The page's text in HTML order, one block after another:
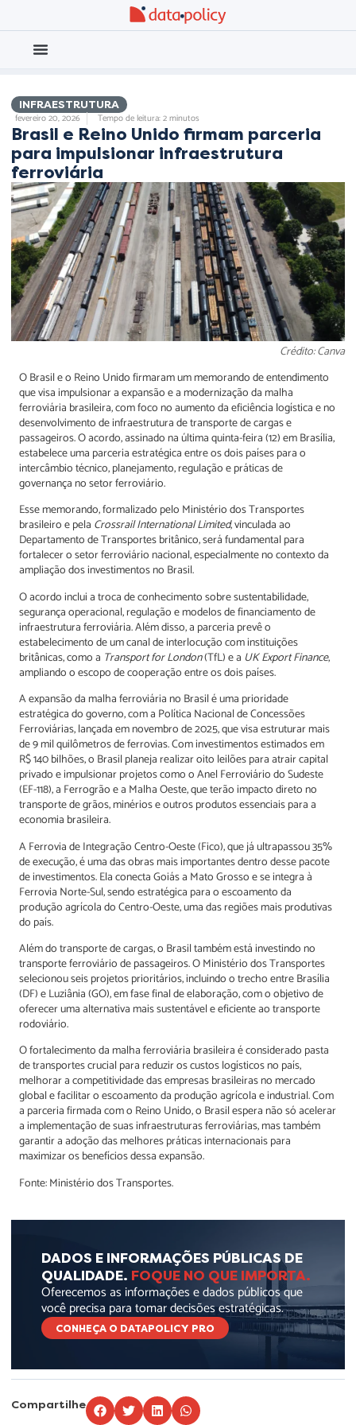
INFRAESTRUTURA
fevereiro 20, 2026 Tempo de leitura: 2 minutos
Brasil e Reino Unido firmam parceria
para impulsionar infraestrutura
ferroviária
Crédito: Canva
O Brasil e o Reino Unido firmaram um memorando de entendimento
que visa impulsionar a expansão e a modernização da malha
ferroviária brasileira, com foco no aumento da eficiência logística e no
desenvolvimento de infraestrutura de transporte de cargas e
passageiros. O acordo, assinado na última quinta-feira (12) em Brasília,
estabelece uma parceria estratégica entre os dois países para o
intercâmbio técnico, planejamento, regulação e práticas de
governança no setor ferroviário.
Esse memorando, formalizado pelo Ministério dos Transportes
brasileiro e pela Crossrail International Limited, vinculada ao
Departamento de Transportes britânico, será fundamental para
fortalecer o setor ferroviário nacional, especialmente no contexto da
ampliação dos investimentos no Brasil.
O acordo inclui a troca de conhecimento sobre sustentabilidade,
segurança operacional, regulação e modelos de financiamento de
infraestrutura ferroviária. Além disso, a parceria prevê o
estabelecimento de um canal de interlocução com instituições
britânicas, como a Transport for London(TfL) e a UK Export Finance,
ampliando o escopo de cooperação entre os dois países.
A expansão da malha ferroviária no Brasil é uma prioridade
estratégica do governo, com a Política Nacional de Concessões
Ferroviárias, lançada em novembro de 2025, que visa estruturar mais
de 9 mil quilômetros de ferrovias. Com investimentos estimados em
R$ 140 bilhões, o Brasil planeja realizar oito leilões para atrair capital
privado e impulsionar projetos como o Anel Ferroviário do Sudeste
(EF-118), a Ferrogrão e a Malha Oeste, que terão impacto direto no
transporte de grãos, minérios e outros produtos essenciais para a
economia brasileira.
A Ferrovia de Integração Centro-Oeste (Fico), que já ultrapassou 35%
de execução, é uma das obras mais importantes dentro desse pacote
de investimentos. Ela conecta Goiás a Mato Grosso e se integra à
Ferrovia Norte-Sul, sendo estratégica para o escoamento da
produção agrícola do Centro-Oeste, uma das regiões mais produtivas
do país.
Além do transporte de cargas, o Brasil também está investindo no
transporte ferroviário de passageiros. O Ministério dos Transportes
selecionou seis projetos prioritários, incluindo o trecho entre Brasília
(DF) e Luziânia (GO), em fase final de elaboração, com o objetivo de
oferecer uma alternativa mais sustentável e eficiente ao transporte
rodoviário.
O fortalecimento da malha ferroviária brasileira é considerado pasta
de transportes crucial para reduzir os custos logísticos no país,
melhorar a competitividade das empresas brasileiras no mercado
global e facilitar o escoamento da produção agrícola e industrial. Com
a parceria firmada com o Reino Unido, o Brasil espera não só acelerar
a implementação de suas infraestruturas ferroviárias, mas também
garantir a adoção das melhores práticas internacionais para
maximizar os benefícios dessa expansão.
Fonte: Ministério dos Transportes.
DADOS E INFORMAÇÕES PÚBLICAS DE
QUALIDADE. FOQUE NO QUE IMPORTA.
Oferecemos as informações e dados públicos que
você precisa para tomar decisões estratégicas.
CONHEÇA O DATAPOLICY PRO
Compartilhe